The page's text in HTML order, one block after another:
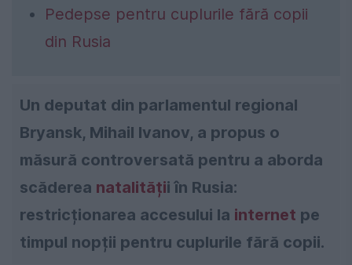
Pedepse pentru cuplurile fără copii
din Rusia
Un deputat din parlamentul regional
Bryansk, Mihail Ivanov, a propus o
măsură controversată pentru a aborda
scăderea natalității în Rusia:
restricționarea accesului la internet pe
timpul nopții pentru cuplurile fără copii.